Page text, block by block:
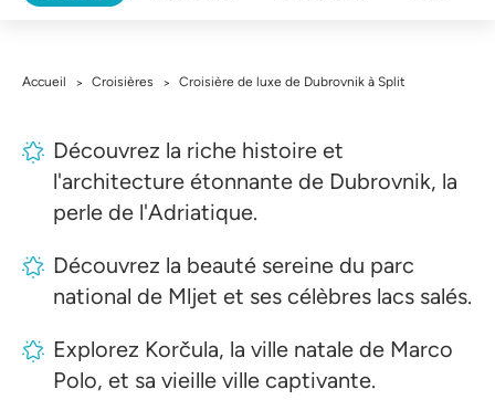
Accueil > Croisières > Croisière de luxe de Dubrovnik à Split
Découvrez la riche histoire et
l'architecture étonnante de Dubrovnik, la
perle de l'Adriatique.
Découvrez la beauté sereine du parc
national de Mljet et ses célèbres lacs salés.
Explorez Korčula, la ville natale de Marco
Polo, et sa vieille ville captivante.